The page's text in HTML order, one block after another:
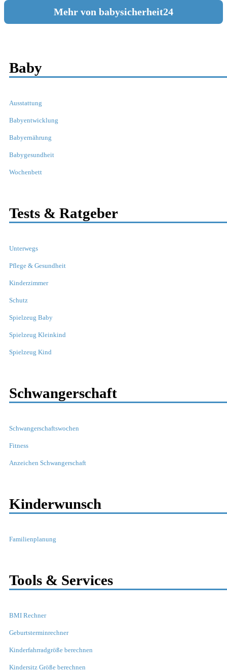
Mehr von babysicherheit24
Baby
Ausstattung
Babyentwicklung
Babyernährung
Babygesundheit
Wochenbett
Tests & Ratgeber
Unterwegs
Pflege & Gesundheit
Kinderzimmer
Schutz
Spielzeug Baby
Spielzeug Kleinkind
Spielzeug Kind
Schwangerschaft
Schwangerschaftswochen
Fitness
Anzeichen Schwangerschaft
Kinderwunsch
Familienplanung
Tools & Services
BMI Rechner
Geburtsterminrechner
Kinderfahrradgröße berechnen
Kindersitz Größe berechnen